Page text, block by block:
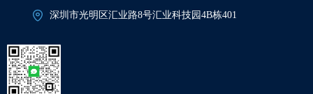
深圳市光明区汇业路8号汇业科技园4B栋401